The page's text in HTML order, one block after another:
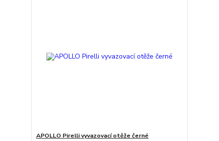
APOLLO Pirelli vyvazovací otěže černé